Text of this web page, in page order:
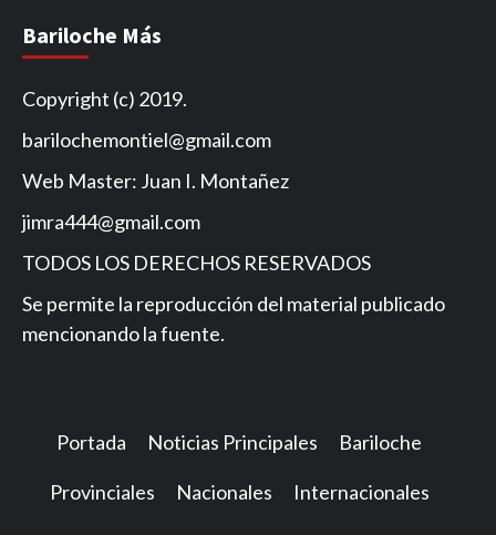
Bariloche Más
Copyright (c) 2019.
barilochemontiel@gmail.com
Web Master: Juan I. Montañez
jimra444@gmail.com
TODOS LOS DERECHOS RESERVADOS
Se permite la reproducción del material publicado
mencionando la fuente.
Portada Noticias Principales Bariloche
Provinciales Nacionales Internacionales